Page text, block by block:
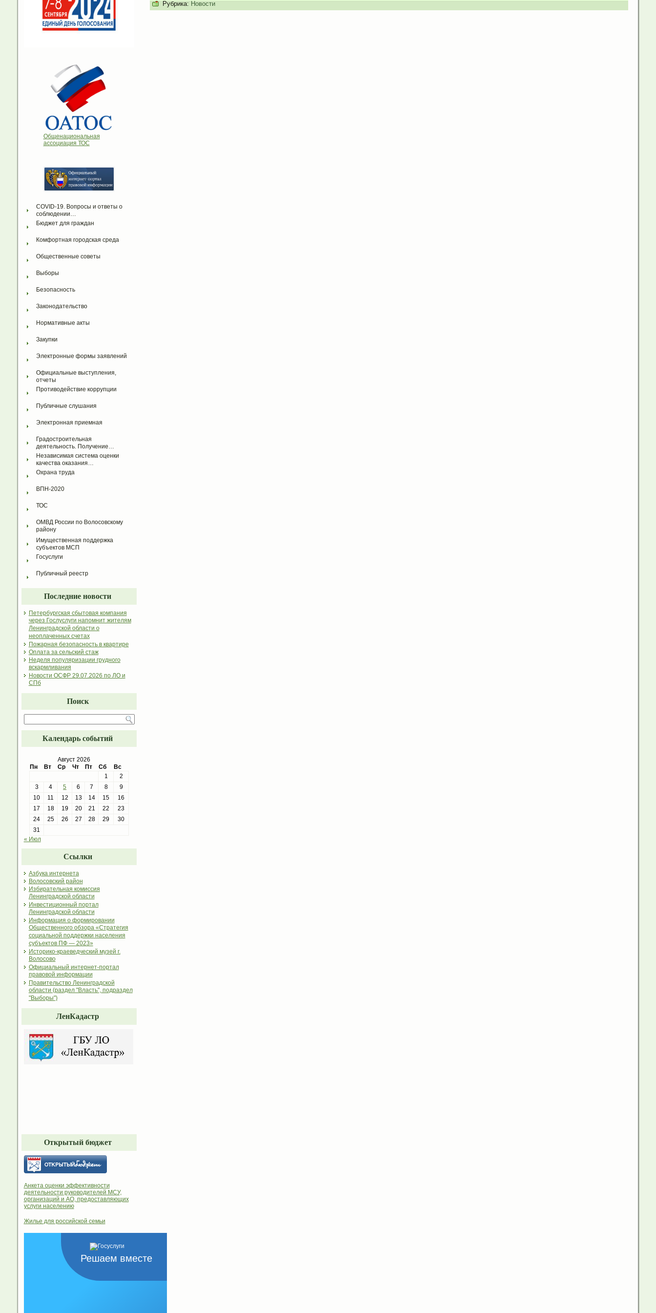
Общенациональная
ассоциация ТОС
COVID-19. Вопросы и ответы о
соблюдении…
Бюджет для граждан
Комфортная городская среда
Общественные советы
Выборы
Безопасность
Законодательство
Нормативные акты
Закупки
Электронные формы заявлений
Официальные выступления,
отчеты
Противодействие коррупции
Публичные слушания
Электронная приемная
Градостроительная
деятельность. Получение…
Независимая система оценки
качества оказания…
Охрана труда
ВПН-2020
ТОС
ОМВД России по Волосовскому
району
Имущественная поддержка
субъектов МСП
Госуслуги
Публичный реестр
Последние новости
Петербургская сбытовая компания
через Гослуслуги напомнит жителям
Ленинградской области о
неоплаченных счетах
Пожарная безопасность в квартире
Оплата за сельский стаж
Неделя популяризации грудного
вскармливания
Новости ОСФР 29.07.2026 по ЛО и
СПб
Поиск
Календарь событий
Август 2026
Пн
Вт Ср Чт Пт Сб
Вс
1
2
3
4 5 6 7 8
9
10
11 12 13 14 15
16
17
18 19 20 21 22
23
24
25 26 27 28 29
30
31
« Июл
Ссылки
Азбука интернета
Волосовский район
Избирательная комиссия
Ленинградской области
Инвестиционный портал
Ленинградской области
Информация о формировании
Общественного обзора «Стратегия
социальной поддержки населения
субъектов ПФ — 2023»
Историко-краеведческий музей г.
Волосово
Официальный интернет-портал
правовой информации
Правительство Ленинградской
области (раздел "Власть", подраздел
"Выборы")
ЛенКадастр
Открытый бюджет
Анкета оценки эффективности
деятельности руководителей МСУ,
организаций и АО, предоставляющих
услуги населению
Жилье для российской семьи
Решаем вместе
Рубрика: Новости